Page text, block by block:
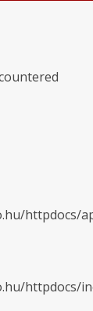
httpdocs/
httpdocs/